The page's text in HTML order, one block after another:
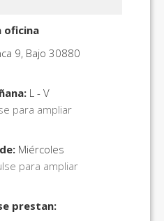
oficina
9, Bajo 30880
L - V
para ampliar
Miércoles
para ampliar
prestan: